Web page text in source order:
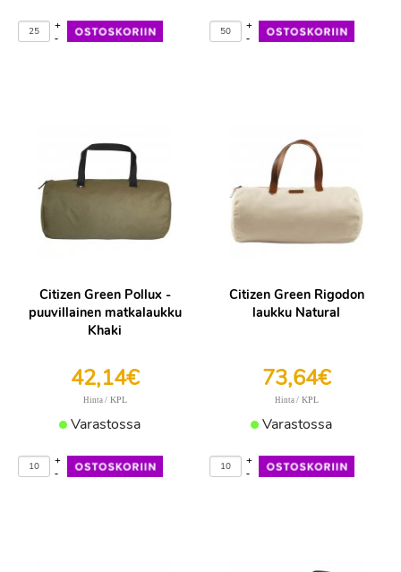
-
+
-
+
Citizen Green Pollux -
puuvillainen matkalaukku
Khaki
42,14€
Hinta / KPL
Varastossa
-
+
Citizen Green Rigodon
laukku Natural
73,64€
Hinta / KPL
Varastossa
-
+